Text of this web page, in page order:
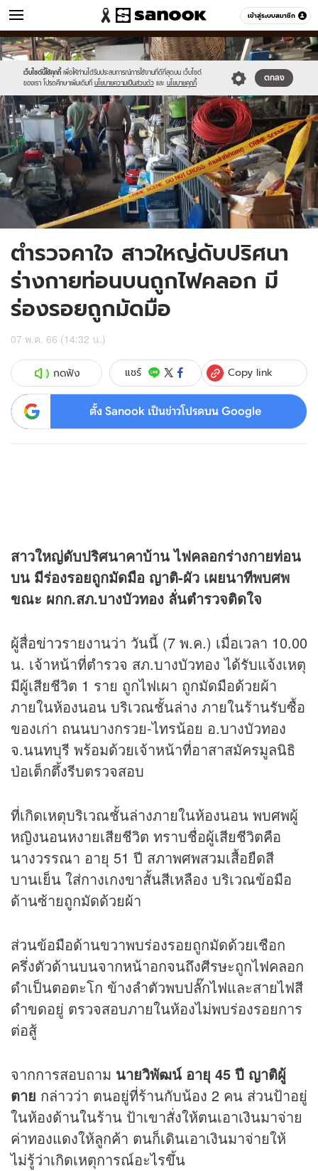
เข้าสู่ระบบสมาชิก
ข่าว หมวดอื่นๆ
เว็บไซต์นี้ใช้คุกกี้ เพื่อให้ท่านได้รับประสบการณ์การใช้งานที่ดีที่สุดบน เว็บไซต์
ของเรา โปรดศึกษาเพิ่มเติมที่ นโยบายความเป็นส่วนตัว และ นโยบายคุกกี้
ตกลง
Sanook
//s.isanook.com/sr/0/images/logo-
new-
sanook.png
600
60
//s.isanook.com/ns/0/ud/1767/8835034/kill.jpg
ตำรวจคาใจ สาวใหญ่ดับปริศนา
ร่างกายท่อนบนถูกไฟคลอก มี
ร่องรอยถูกมัดมือ
07 พ.ค. 66 (14:32 น.)
กดฟัง แชร์ Copy link
ตั้ง Sanook เป็นข่าวโปรดบน Google
สาวใหญ่ดับปริศนาคาบ้าน ไฟคลอกร่างกายท่อน
บน มีร่องรอยถูกมัดมือ ญาติ-ผัว เผยนาทีพบศพ
ขณะ ผกก.สภ.บางบัวทอง ลั่นตำรวจติดใจ
ผู้สื่อข่าวรายงานว่า วันนี้ (7 พ.ค.) เมื่อเวลา 10.00
น. เจ้าหน้าที่ตำรวจ สภ.บางบัวทอง ได้รับแจ้งเหตุ
มีผู้เสียชีวิต 1 ราย ถูกไฟเผา ถูกมัดมือด้วยผ้า
ภายในห้องนอน บริเวณชั้นล่าง ภายในร้านรับซื้อ
ของเก่า ถนนบางกรวย-ไทรน้อย อ.บางบัวทอง
จ.นนทบุรี พร้อมด้วยเจ้าหน้าที่อาสาสมัครมูลนิธิ
ป่อเต็กตึ้งรีบตรวจสอบ
ที่เกิดเหตุบริเวณชั้นล่างภายในห้องนอน พบศพผู้
หญิงนอนหงายเสียชีวิต ทราบชื่อผู้เสียชีวิตคือ
นางวรรณา อายุ 51 ปี สภาพศพสวมเสื้อยืดสี
บานเย็น ใส่กางเกงขาสั้นสีเหลือง บริเวณข้อมือ
ด้านซ้ายถูกมัดด้วยผ้า
ส่วนข้อมือด้านขวาพบร่องรอยถูกมัดด้วยเชือก
ครึ่งตัวด้านบนจากหน้าอกจนถึงศีรษะถูกไฟคลอก
ดำเป็นตอตะโก ข้างลำตัวพบปลั๊กไฟและสายไฟสี
ดำขดอยู่ ตรวจสอบภายในห้องไม่พบร่องรอยการ
ต่อสู้
จากการสอบถาม นายวิพัฒน์ อายุ 45 ปี ญาติผู้
ตาย กล่าวว่า ตนอยู่ที่ร้านกับน้อง 2 คน ส่วนป้าอยู่
ในห้องด้านในร้าน ป้าเขาสั่งให้ตนเอาเงินมาจ่าย
ค่าทองแดงให้ลูกค้า ตนก็เดินเอาเงินมาจ่ายให้
ไม่รู้ว่าเกิดเหตุการณ์อะไรขึ้น